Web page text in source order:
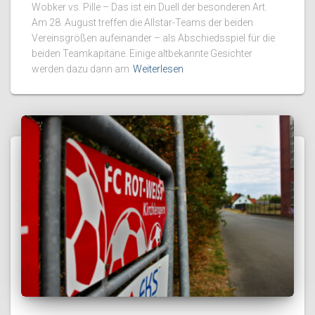
Wobker vs. Pille – Das ist ein Duell der besonderen Art.
Am 28. August treffen die Allstar-Teams der beiden
Vereinsgrößen aufeinander – als Abschiedsspiel für die
beiden Teamkapitäne. Einige altbekannte Gesichter
werden dazu dann am Weiterlesen